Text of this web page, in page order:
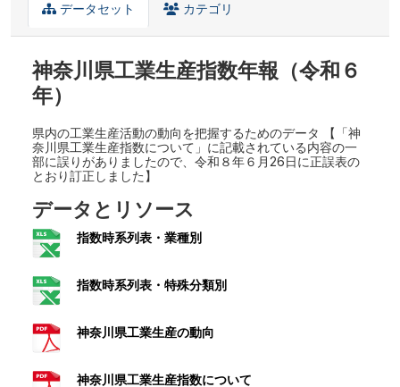
データセット カテゴリ
神奈川県工業生産指数年報（令和６
年）
県内の工業生産活動の動向を把握するためのデータ 【「神
奈川県工業生産指数について」に記載されている内容の一
部に誤りがありましたので、令和８年６月26日に正誤表の
とおり訂正しました】
データとリソース
指数時系列表・業種別
指数時系列表・特殊分類別
神奈川県工業生産の動向
神奈川県工業生産指数について